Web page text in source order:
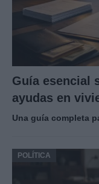
Guía esencial
ayudas en
Una guía completa
POLÍTICA